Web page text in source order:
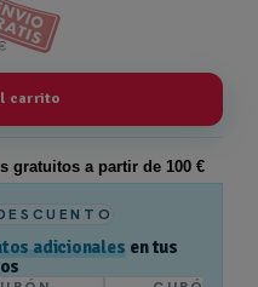
carrito
gratuitos a partir de 100 €
adicionales en tus